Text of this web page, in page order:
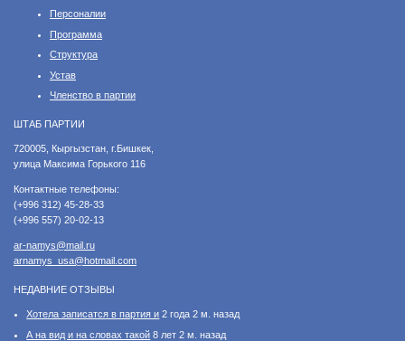
Персоналии
Программа
Структура
Устав
Членство в партии
ШТАБ ПАРТИИ
​720005, Кыргызстан, г.Бишкек,
улица Максима Горького 116
Контактные телефоны:
(+996 312) 45-28-33
(+996 557) 20-02-13
ar-namys@mail.ru
arnamys_usa@hotmail.com
НЕДАВНИЕ ОТЗЫВЫ
Хотела записатся в партия и 2 года 2 м. назад
А на вид и на словах такой 8 лет 2 м. назад